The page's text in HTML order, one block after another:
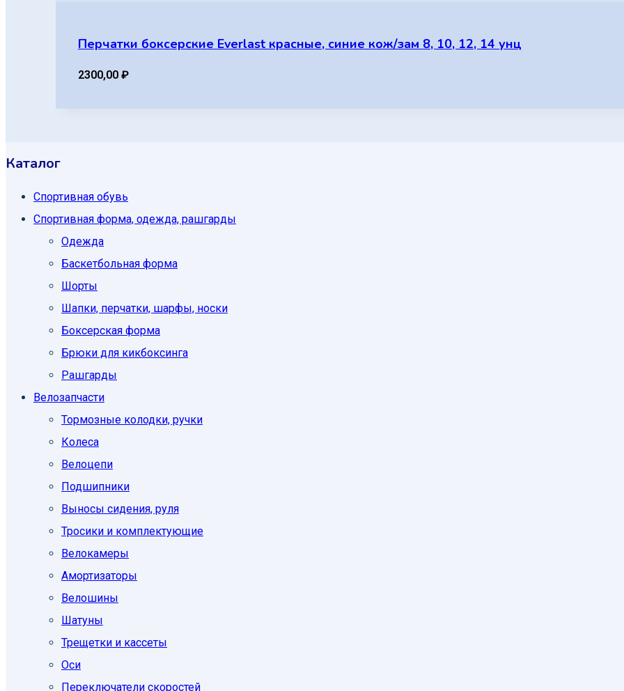
Перчатки боксерские Everlast красные, синие кож/зам 8, 10, 12, 14 унц
2300,00 ₽
Каталог
Спортивная обувь
Спортивная форма, одежда, рашгарды
Одежда
Баскетбольная форма
Шорты
Шапки, перчатки, шарфы, носки
Боксерская форма
Брюки для кикбоксинга
Рашгарды
Велозапчасти
Тормозные колодки, ручки
Колеса
Велоцепи
Подшипники
Выносы сидения, руля
Тросики и комплектующие
Велокамеры
Амортизаторы
Велошины
Шатуны
Трещетки и кассеты
Оси
Переключатели скоростей